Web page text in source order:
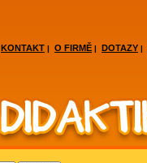
KONTAKT | O FIRMĚ | DOTAZY |